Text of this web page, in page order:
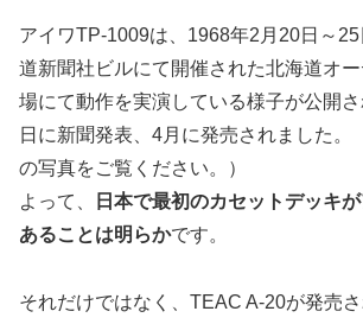
アイワTP-1009は、1968年2月20日～
道新聞社ビルにて開催された北海道オ
場にて動作を実演している様子が公開
日に新聞発表、4月に発売されました。
の写真をご覧ください。）
よって、
日本で最初のカセットデッキ
あることは明らかです。
それだけではなく、TEAC A-20が発売